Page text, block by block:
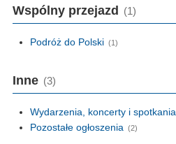
Wspólny przejazd (1)
Podróż do Polski (1)
Inne (3)
Wydarzenia, koncerty i spotkania
Pozostałe ogłoszenia (2)